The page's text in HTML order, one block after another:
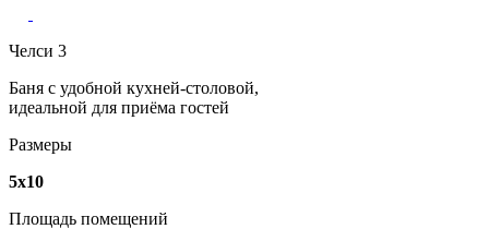
Челси 3
Баня с удобной кухней-столовой,
идеальной для приёма гостей
Размеры
5х10
Площадь помещений